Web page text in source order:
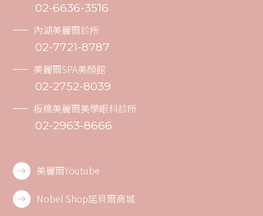
02-6636-3516
內湖美麗爾診所
02-7721-8787
美麗爾SPA美顏館
02-2752-8039
板橋美麗爾美學眼科診所
02-2963-8666
美麗爾Youtube
Nobel Shop諾貝爾商城